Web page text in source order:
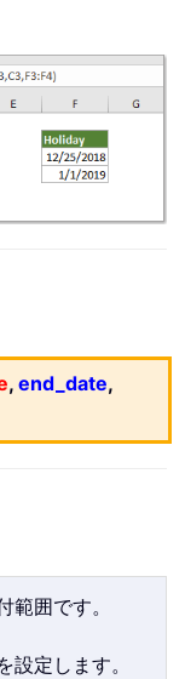
, end_date,
範囲です。
設定します。